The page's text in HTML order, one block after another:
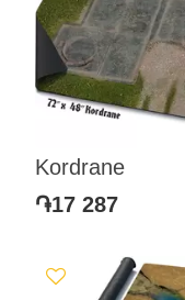
Kordrane
֏17 287